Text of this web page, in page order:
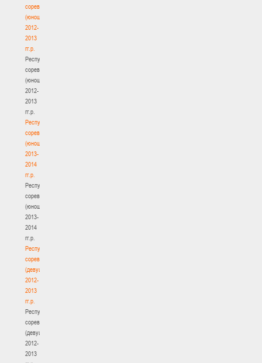
соревнования
(юноши)
2012-
2013
гг.р.
Республиканские
соревнования
(юноши)
2012-
2013
гг.р.
Республиканские
соревнования
(юноши)
2013-
2014
гг.р.
Республиканские
соревнования
(юноши)
2013-
2014
гг.р.
Республиканские
соревнования
(девушки)
2012-
2013
гг.р.
Республиканские
соревнования
(девушки)
2012-
2013